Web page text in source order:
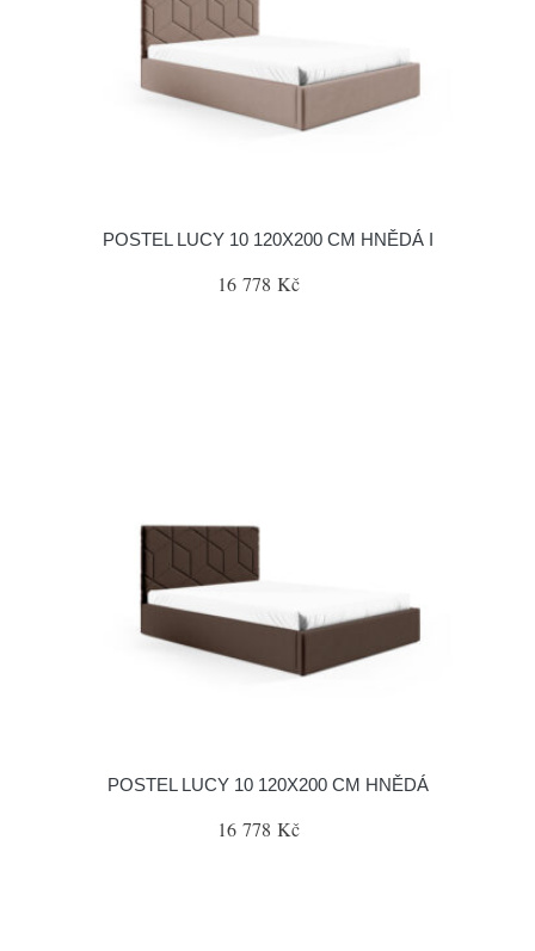
POSTEL LUCY 10 120X200 CM HNĚDÁ I
16 778 Kč
POSTEL LUCY 10 120X200 CM HNĚDÁ
16 778 Kč